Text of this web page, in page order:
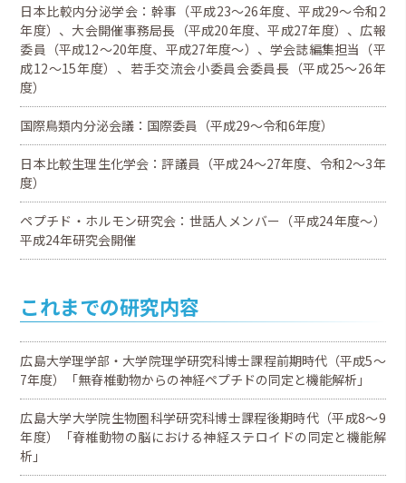
日本比較内分泌学会：幹事（平成23～26年度、平成29～令和2
年度）、大会開催事務局長（平成20年度、平成27年度）、広報
委員（平成12～20年度、平成27年度～）、学会誌編集担当（平
成12～15年度）、若手交流会小委員会委員長（平成25～26年
度）
国際鳥類内分泌会議：国際委員（平成29～令和6年度）
日本比較生理生化学会：評議員（平成24～27年度、令和2～3年
度）
ペプチド・ホルモン研究会：世話人メンバー（平成24年度～）
平成24年研究会開催
これまでの研究内容
広島大学理学部・大学院理学研究科博士課程前期時代（平成5～
7年度）「無脊椎動物からの神経ペプチドの同定と機能解析」
広島大学大学院生物圏科学研究科博士課程後期時代（平成8～9
年度）「脊椎動物の脳における神経ステロイドの同定と機能解
析」